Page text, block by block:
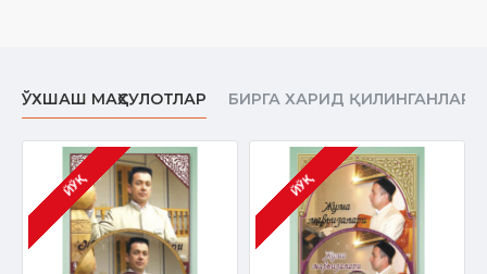
ЎХШАШ МАҲСУЛОТЛАР БИРГА ХАРИД ҚИЛИНГАНЛАР
ЙЎҚ ЙЎҚ